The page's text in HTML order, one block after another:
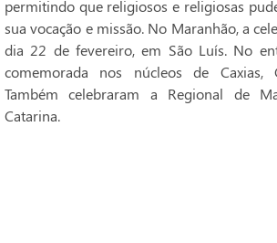
permitindo que religiosos e religiosas
sua vocação e missão. No Maranhão, a
dia 22 de fevereiro, em São Luís. No
comemorada nos núcleos de Caxias,
Também celebraram a Regional de
Catarina.